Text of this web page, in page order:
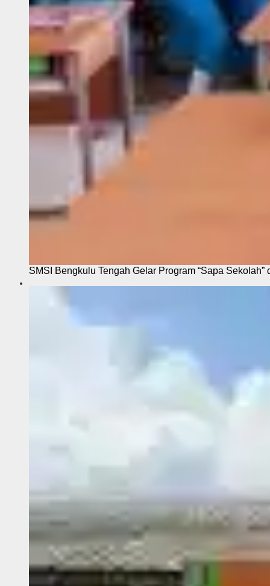
SMSI Bengkulu Tengah Gelar Program “Sapa